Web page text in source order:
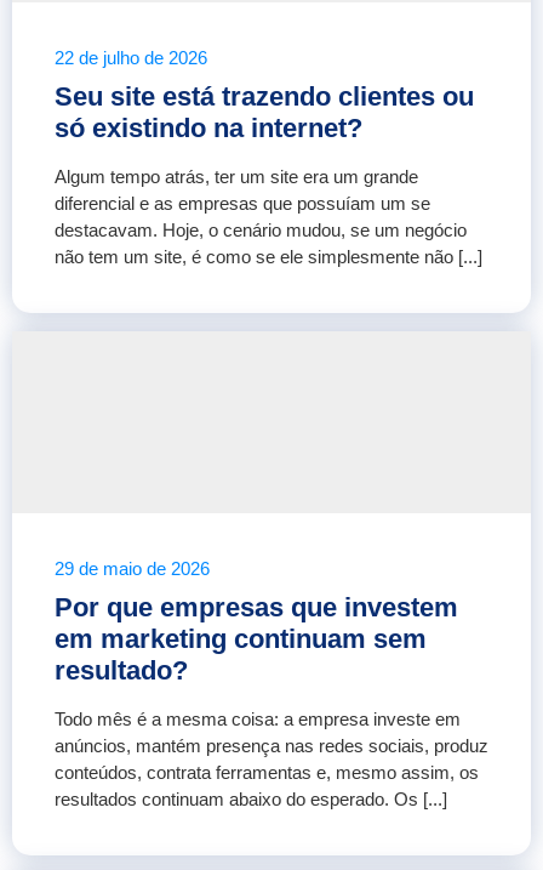
22 de julho de 2026
Seu site está trazendo clientes ou
só existindo na internet?
Algum tempo atrás, ter um site era um grande
diferencial e as empresas que possuíam um se
destacavam. Hoje, o cenário mudou, se um negócio
não tem um site, é como se ele simplesmente não [...]
29 de maio de 2026
Por que empresas que investem
em marketing continuam sem
resultado?
Todo mês é a mesma coisa: a empresa investe em
anúncios, mantém presença nas redes sociais, produz
conteúdos, contrata ferramentas e, mesmo assim, os
resultados continuam abaixo do esperado. Os [...]